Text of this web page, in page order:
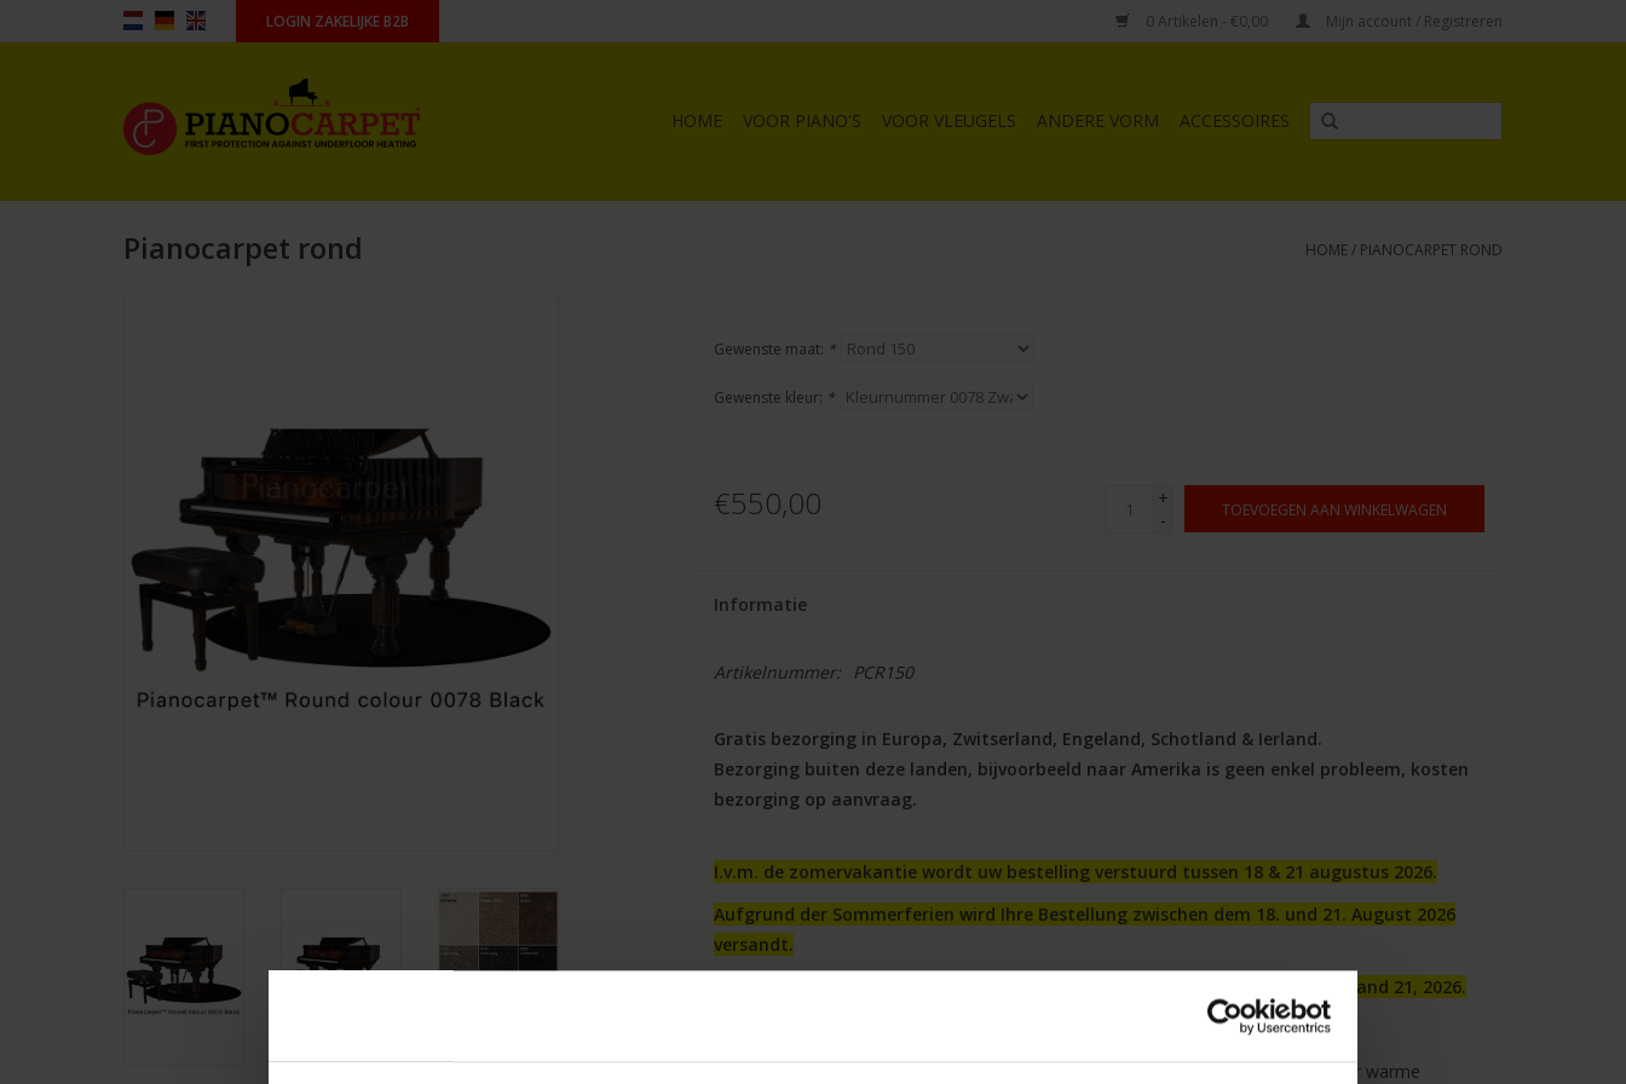
LOGIN ZAKELIJKE B2B 0Artikelen - €0,00 Mijn account / Registreren
HOME VOOR PIANO'S VOOR VLEUGELS ANDERE VORM ACCESSOIRES
Pianocarpet rond HOME/ PIANOCARPET ROND
Gewenste maat: *
Gewenste kleur: *
€550,00
+
-
TOEVOEGEN AAN WINKELWAGEN
Informatie
Artikelnummer: PCR150
Gratis bezorging in Europa, Zwitserland, Engeland, Schotland & Ierland.
Bezorging buiten deze landen, bijvoorbeeld naar Amerika is geen enkel probleem, kosten
bezorging op aanvraag.
I.v.m. de zomervakantie wordt uw bestelling verstuurd tussen 18 & 21 augustus 2026.
Aufgrund der Sommerferien wird Ihre Bestellung zwischen dem 18. und 21. August 2026
versandt.
Due to the summer holidays, your order will be shipped between August 18 and 21, 2026.
Een Pianocarpet™ product is een tapijt waarin een hitteschild verwerkt is waardoor warme